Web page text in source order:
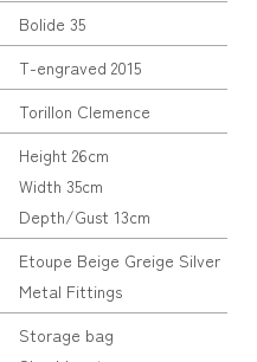
Bolide 35
T-engraved 2015
Torillon Clemence
Height 26cm
Width 35cm
Depth/Gust 13cm
Etoupe Beige Greige Silver
Metal Fittings
Storage bag